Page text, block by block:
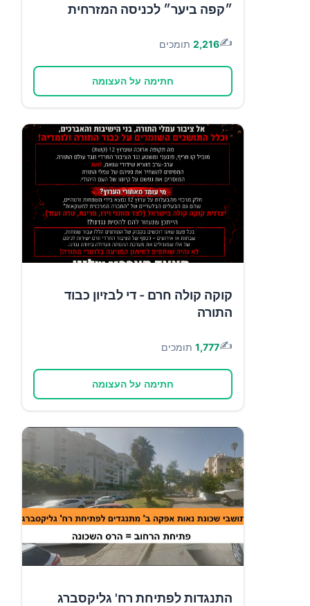
״קפה ביער״ לכניסה המזרחית
✍️
2,216 תומכים
חתימה על העצומה
קוקה קולה חרם - די לבזיון כבוד
התורה
✍️
1,777 תומכים
חתימה על העצומה
התנגדות לפתיחת רח' גליקסברג